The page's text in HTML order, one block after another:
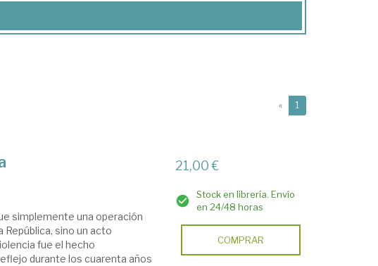
« 1
simplemente una operación
sino un acto
fue el hecho
durante los cuarenta años
21,00 €
Stock en librería. Envío
en 24/48 horas
COMPRAR